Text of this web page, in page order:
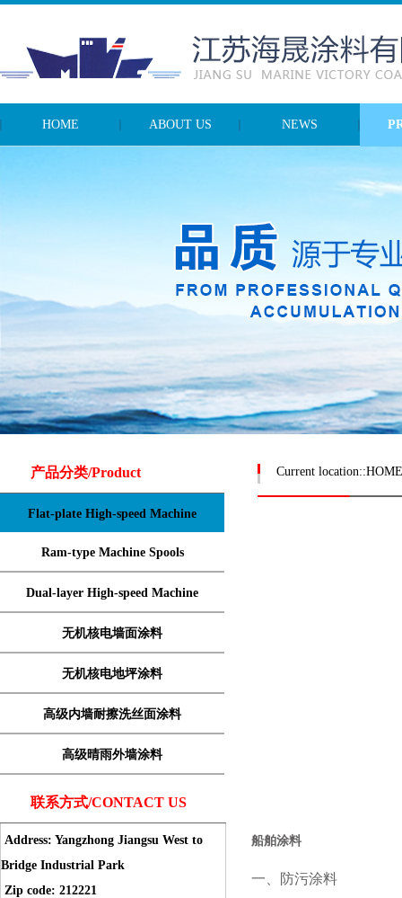
HOME ABOUT US NEWS
产品分类/Product
Flat-plate High-speed Machine
Ram-type Machine Spools
Dual-layer High-speed Machine
无机核电墙面涂料
无机核电地坪涂料
高级内墙耐擦洗丝面涂料
高级晴雨外墙涂料
联系方式/CONTACT US
Address: Yangzhong Jiangsu West to
Bridge Industrial Park
Zip code: 212221
Current location::HOME
船舶涂料
一、防污涂料